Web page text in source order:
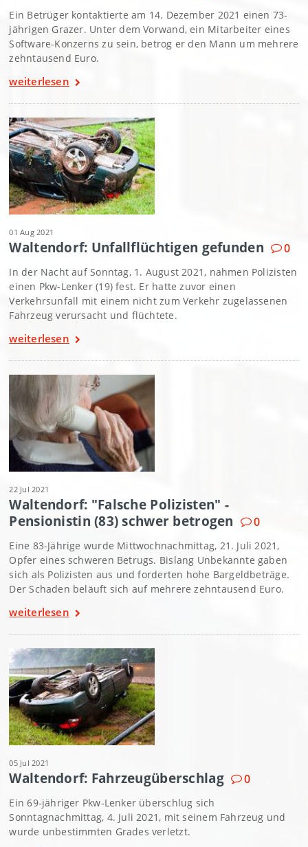
Ein Betrüger kontaktierte am 14. Dezember 2021 einen 73-
jährigen Grazer. Unter dem Vorwand, ein Mitarbeiter eines
Software-Konzerns zu sein, betrog er den Mann um mehrere
zehntausend Euro.
weiterlesen
01 Aug 2021
Waltendorf: Unfallflüchtigen gefunden 0
In der Nacht auf Sonntag, 1. August 2021, nahmen Polizisten
einen Pkw-Lenker (19) fest. Er hatte zuvor einen
Verkehrsunfall mit einem nicht zum Verkehr zugelassenen
Fahrzeug verursacht und flüchtete.
weiterlesen
22 Jul 2021
Waltendorf: "Falsche Polizisten" -
Pensionistin (83) schwer betrogen
0
Eine 83-Jährige wurde Mittwochnachmittag, 21. Juli 2021,
Opfer eines schweren Betrugs. Bislang Unbekannte gaben
sich als Polizisten aus und forderten hohe Bargeldbeträge.
Der Schaden beläuft sich auf mehrere zehntausend Euro.
weiterlesen
05 Jul 2021
Waltendorf: Fahrzeugüberschlag 0
Ein 69-jähriger Pkw-Lenker überschlug sich
Sonntagnachmittag, 4. Juli 2021, mit seinem Fahrzeug und
wurde unbestimmten Grades verletzt.